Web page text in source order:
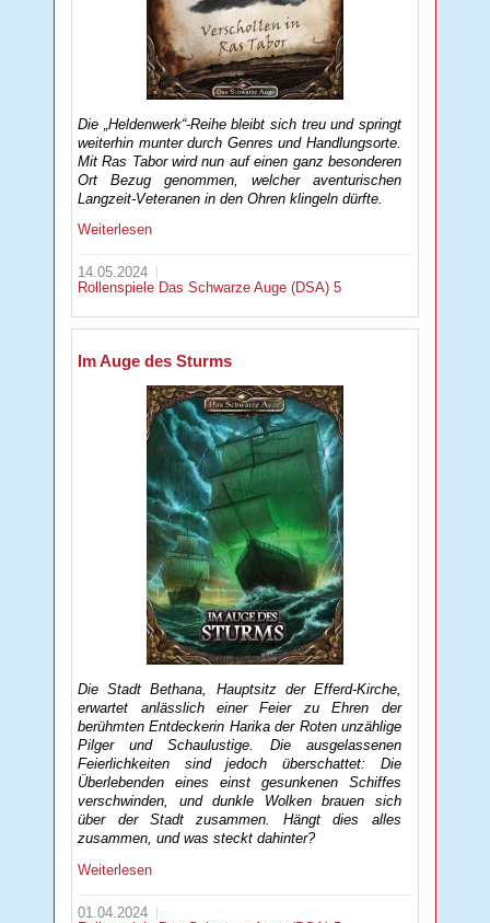
Die „Heldenwerk“-Reihe bleibt sich treu und springt
weiterhin munter durch Genres und Handlungsorte.
Mit Ras Tabor wird nun auf einen ganz besonderen
Ort Bezug genommen, welcher aventurischen
Langzeit-Veteranen in den Ohren klingeln dürfte.
Weiterlesen
14.05.2024
Rollenspiele Das Schwarze Auge (DSA) 5
Im Auge des Sturms
Die Stadt Bethana, Hauptsitz der Efferd-Kirche,
erwartet anlässlich einer Feier zu Ehren der
berühmten Entdeckerin Harika der Roten unzählige
Pilger und Schaulustige. Die ausgelassenen
Feierlichkeiten sind jedoch überschattet: Die
Überlebenden eines einst gesunkenen Schiffes
verschwinden, und dunkle Wolken brauen sich
über der Stadt zusammen. Hängt dies alles
zusammen, und was steckt dahinter?
Weiterlesen
01.04.2024